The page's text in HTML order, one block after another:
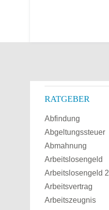
RATGEBER
Abfindung
Abgeltungssteuer
Abmahnung
Arbeitslosengeld
Arbeitslosengeld 2
Arbeitsvertrag
Arbeitszeugnis